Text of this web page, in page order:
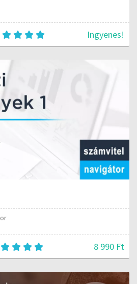
Ingyenes!
8 990 Ft